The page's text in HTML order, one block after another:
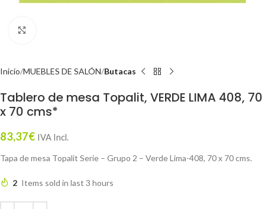
Inicio MUEBLES DE SALÓN Butacas
Tablero de mesa Topalit, VERDE LIMA 408, 70
x 70 cms*
83,37€ IVA Incl.
Tapa de mesa Topalit Serie – Grupo 2 – Verde Lima-408, 70 x 70 cms.
2 Items sold in last 3 hours